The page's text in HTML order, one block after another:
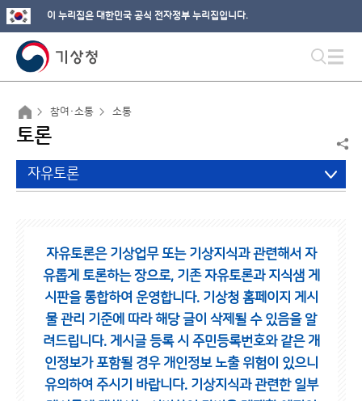
이 누리집은 대한민국 공식 전자정부 누리집입니다.
참여·소통 소통
토론
자유토론
자유토론은 기상업무 또는 기상지식과 관련해서 자
유롭게 토론하는 장으로, 기존 자유토론과 지식샘 게
시판을 통합하여 운영합니다. 기상청 홈페이지 게시
물 관리 기준에 따라 해당 글이 삭제될 수 있음을 알
려드립니다. 게시글 등록 시 주민등록번호와 같은 개
인정보가 포함될 경우 개인정보 노출 위험이 있으니
유의하여 주시기 바랍니다. 기상지식과 관련한 일부